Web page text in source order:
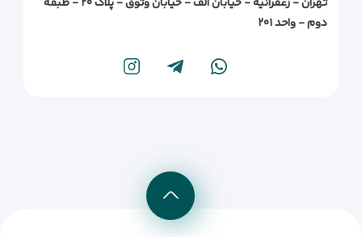
دوم - واحد ۲۰۱